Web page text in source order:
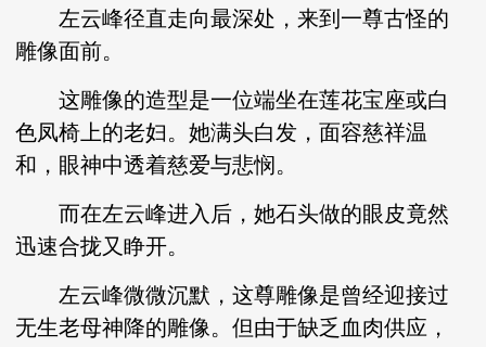
左云峰径直走向最深处，来到一尊古怪的
雕像面前。
这雕像的造型是一位端坐在莲花宝座或白
色凤椅上的老妇。她满头白发，面容慈祥温
和，眼神中透着慈爱与悲悯。
而在左云峰进入后，她石头做的眼皮竟然
迅速合拢又睁开。
左云峰微微沉默，这尊雕像是曾经迎接过
无生老母神降的雕像。但由于缺乏血肉供应，